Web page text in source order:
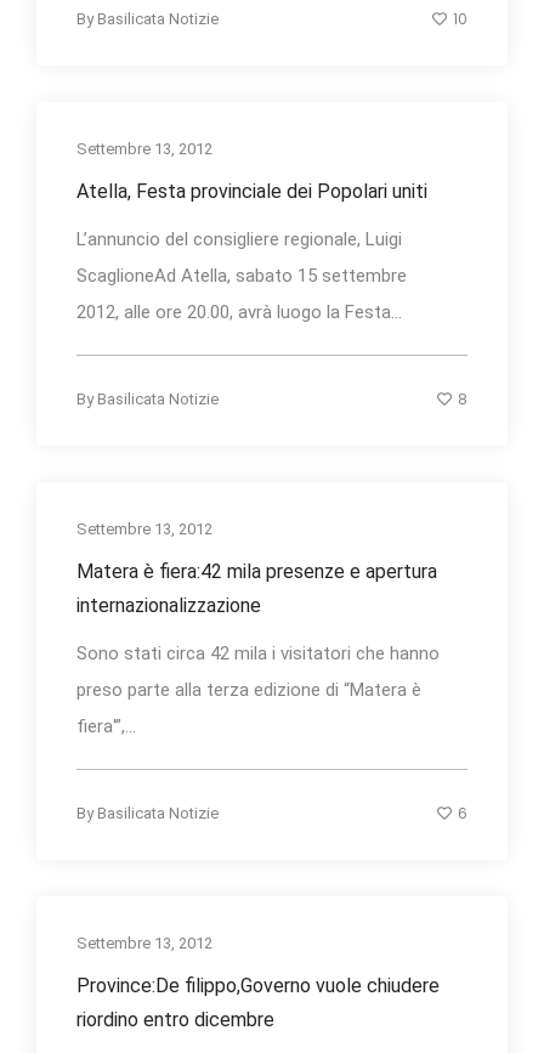
By Basilicata Notizie 10
Settembre 13, 2012
Atella, Festa provinciale dei Popolari uniti
L’annuncio del consigliere regionale, Luigi
ScaglioneAd Atella, sabato 15 settembre
2012, alle ore 20.00, avrà luogo la Festa...
By Basilicata Notizie 8
Settembre 13, 2012
Matera è fiera:42 mila presenze e apertura
internazionalizzazione
Sono stati circa 42 mila i visitatori che hanno
preso parte alla terza edizione di “Matera è
fiera'”,...
By Basilicata Notizie 6
Settembre 13, 2012
Province:De filippo,Governo vuole chiudere
riordino entro dicembre